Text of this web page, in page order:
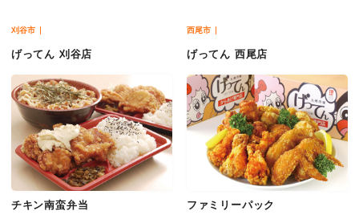
刈谷市
げってん 刈谷店
チキン南蛮弁当
西尾市
げってん 西尾店
ファミリーパック